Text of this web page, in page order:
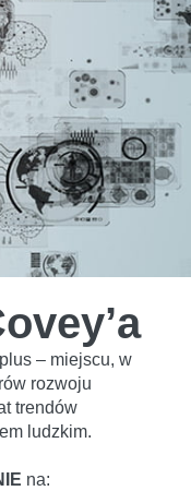
– miejscu, w
rozwoju
trendów
ludzkim.
na: